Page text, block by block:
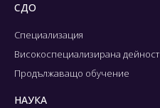
СДО
Специализация
Високоспециализирана дейност
Продължаващо обучение
НАУКА